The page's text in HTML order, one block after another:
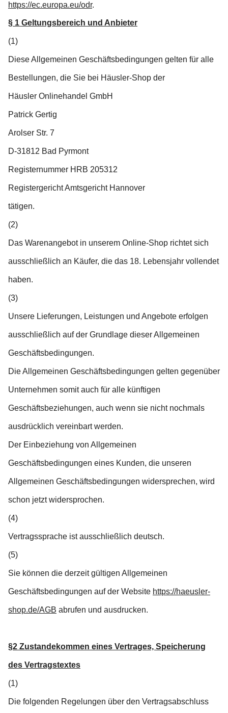
https://ec.europa.eu/odr.
§ 1 Geltungsbereich und Anbieter
(1)
Diese Allgemeinen Geschäftsbedingungen gelten für alle
Bestellungen, die Sie bei Häusler-Shop der
Häusler Onlinehandel GmbH
Patrick Gertig
Arolser Str. 7
D-31812 Bad Pyrmont
Registernummer HRB 205312
Registergericht Amtsgericht Hannover
tätigen.
(2)
Das Warenangebot in unserem Online-Shop richtet sich
ausschließlich an Käufer, die das 18. Lebensjahr vollendet
haben.
(3)
Unsere Lieferungen, Leistungen und Angebote erfolgen
ausschließlich auf der Grundlage dieser Allgemeinen
Geschäftsbedingungen.
Die Allgemeinen Geschäftsbedingungen gelten gegenüber
Unternehmen somit auch für alle künftigen
Geschäftsbeziehungen, auch wenn sie nicht nochmals
ausdrücklich vereinbart werden.
Der Einbeziehung von Allgemeinen
Geschäftsbedingungen eines Kunden, die unseren
Allgemeinen Geschäftsbedingungen widersprechen, wird
schon jetzt widersprochen.
(4)
Vertragssprache ist ausschließlich deutsch.
(5)
Sie können die derzeit gültigen Allgemeinen
Geschäftsbedingungen auf der Website https://haeusler-
shop.de/AGB abrufen und ausdrucken.
§2 Zustandekommen eines Vertrages, Speicherung
des Vertragstextes
(1)
Die folgenden Regelungen über den Vertragsabschluss